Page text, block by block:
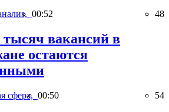
00:52 48
вакансий в
остаются
сфера, 00:50 54